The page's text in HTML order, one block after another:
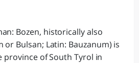
Bozen, historically also
or Bulsan; Latin: Bauzanum) is
province of South Tyrol in